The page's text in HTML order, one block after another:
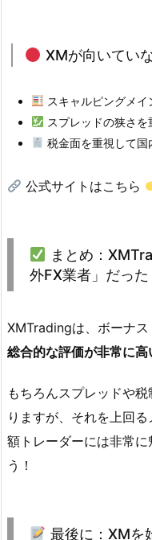
XMが向いてい
スキャルピングメ
スプレッドの狭さを
税金面を重視して国
公式サイトはこちら
まとめ：
外FX業者」だった
XMTradingは、ボーナス
総合的な評価が非常に
もちろんスプレッドや
りますが、それを上回
額トレーダーには非常
う！
最後に：XMを